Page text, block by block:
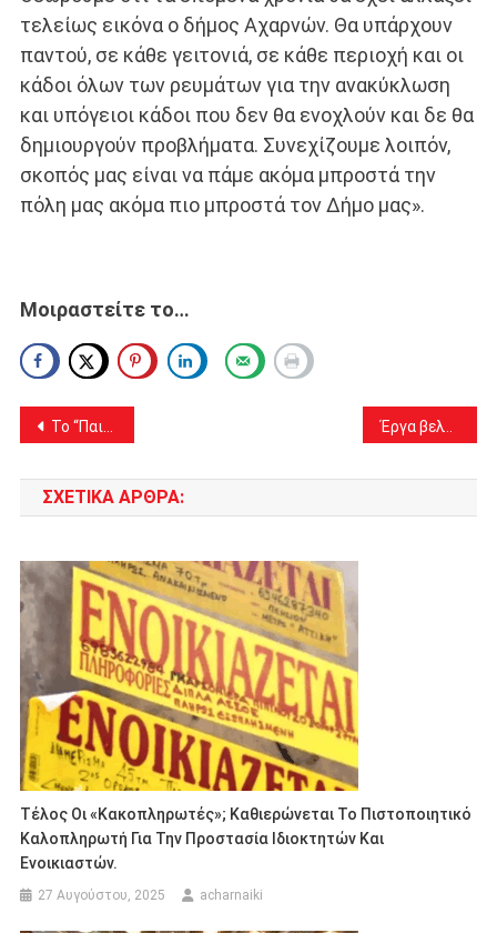
τελείως εικόνα ο δήμος Αχαρνών. Θα υπάρχουν
παντού, σε κάθε γειτονιά, σε κάθε περιοχή και οι
κάδοι όλων των ρευμάτων για την ανακύκλωση
και υπόγειοι κάδοι που δεν θα ενοχλούν και δε θα
δημιουργούν προβλήματα. Συνεχίζουμε λοιπόν,
σκοπός μας είναι να πάμε ακόμα μπροστά την
πόλη μας ακόμα πιο μπροστά τον Δήμο μας».
Μοιραστείτε το…
Πλοήγηση
άρθρων
Το “Παιδικό Πανεπιστήμιο” της Περιφέρειας Αττικής ξεκίνησε με μεγάλη συμμετοχή για την περίοδο Μάρτιος – Μάιος 2023 Έργα βελτίωσης οδικής ασφάλειας 161 εκ. ευρώ σε 76 δήμους – το ποσό για τις Αχαρνές – ποια περιοχή αφορά
ΣΧΕΤΙΚΆ ΆΡΘΡΑ:
Τέλος Οι «κακοπληρωτές»; Καθιερώνεται Το Πιστοποιητικό
Καλοπληρωτή Για Την Προστασία Ιδιοκτητών Και
Ενοικιαστών.
27 Αυγούστου, 2025 acharnaiki